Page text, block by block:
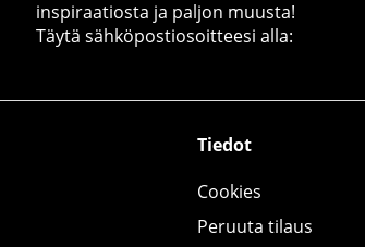
inspiraatiosta ja paljon muusta!
Täytä sähköpostiosoitteesi alla:
Tiedot
Cookies
Peruuta tilaus